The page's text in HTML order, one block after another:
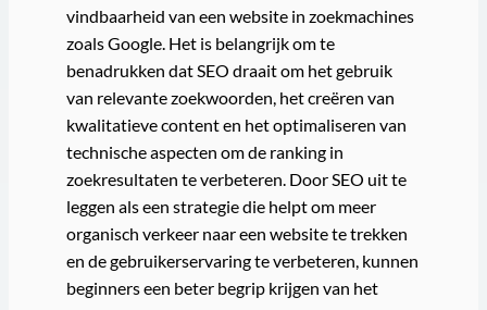
vindbaarheid van een website in zoekmachines
zoals Google. Het is belangrijk om te
benadrukken dat SEO draait om het gebruik
van relevante zoekwoorden, het creëren van
kwalitatieve content en het optimaliseren van
technische aspecten om de ranking in
zoekresultaten te verbeteren. Door SEO uit te
leggen als een strategie die helpt om meer
organisch verkeer naar een website te trekken
en de gebruikerservaring te verbeteren, kunnen
beginners een beter begrip krijgen van het